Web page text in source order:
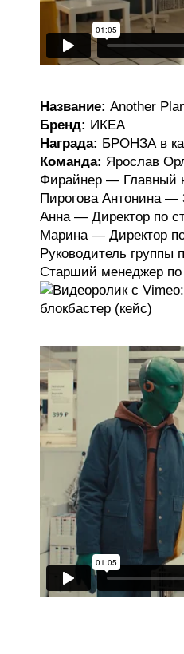
Название: Another
Бренд: ИКЕА
Награда: БРОНЗА в
Команда: Ярослав
Фирайнер — Главный
Пирогова Антонина —
Анна — Директор по
Марина — Директор
Руководитель
Старший менеджер по